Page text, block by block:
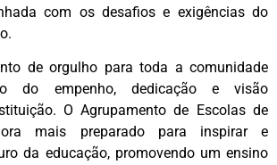
com os desafios e exigências do
de orgulho para toda a comunidade
do empenho, dedicação e visão
O Agrupamento de Escolas de
mais preparado para inspirar e
da educação, promovendo um ensino